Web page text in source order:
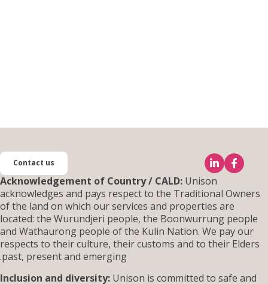
Acknowledgement of Country / CALD:Unison
acknowledges and pays respect to the Traditional
of the land on which our services and properties are
located: the Wurundjeri people, the Boonwurrung
and Wathaurong people of the Kulin Nation. We pay
respects to their culture, their customs and to their
past, present and emerging.
Inclusion and diversity:Unison is committed to safe
Contact us